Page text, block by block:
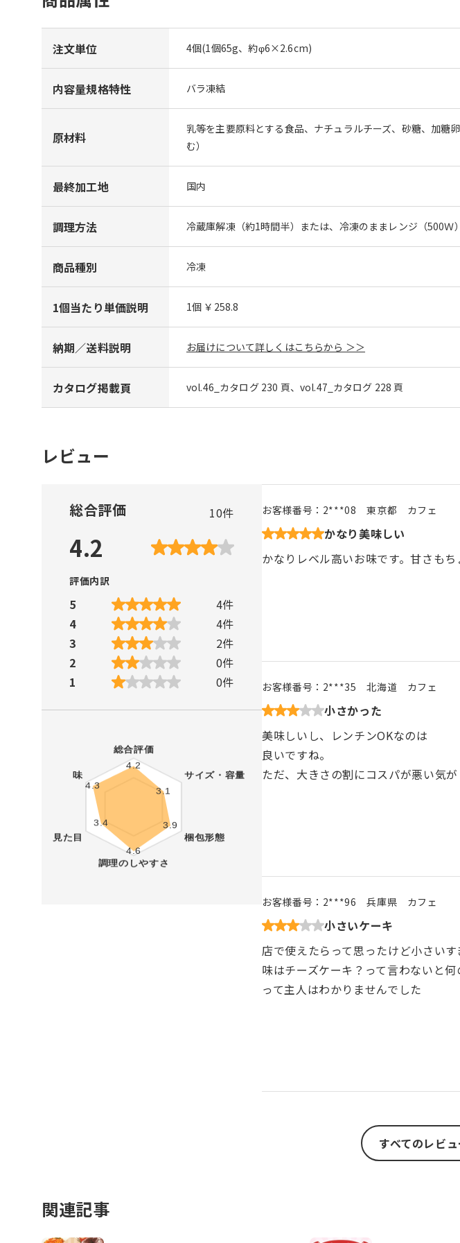
注文単位 4個(1個65g、約φ6×2.6cm)
内容量規格特性 バラ凍結
原材料
乳等を主要原料とする食品、ナチュラルチーズ、砂糖、加糖
む）
最終加工地 国内
調理方法 冷蔵庫解凍（約1時間半）または、冷凍のままレンジ（500Ｗ
商品種別 冷凍
1個当たり単価説明 1個 ￥258.8
納期／送料説明 お届けについて詳しくはこちらから ＞＞
カタログ掲載頁 vol.46_カタログ 230 頁、vol.47_カタログ 228 頁
レビュー
総合評価 10件
4.2
評価内訳
5 4件
4
4件
3
2件
2
0件
1
0件
お客様番号： 2***08 東京都 カフェ
かなり美味しい
かなりレベル高いお味です。甘さもち
お客様番号： 2***35 北海道 カフェ
小さかった
美味しいし、レンチンOKなのは
良いですね。
ただ、大きさの割にコスパが悪い気
お客様番号： 2***96 兵庫県 カフェ
小さいケーキ
店で使えたらって思ったけど小さい
味はチーズケーキ？って言わないと何
って主人はわかりませんでした
すべてのレビ
関連記事